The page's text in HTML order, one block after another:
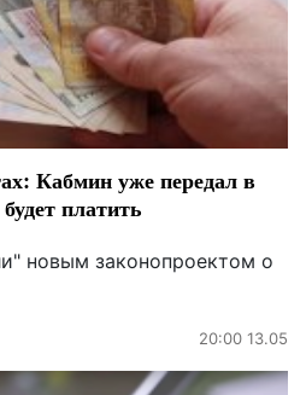
Кабмин уже передал в
платить
новым законопроектом о
20:00 13.05